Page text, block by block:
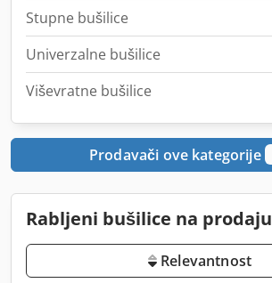
Stupne bušilice
Univerzalne bušilice
Viševratne bušilice
Prodavači ove kategorije
Rabljeni bušilice na prodaju
Relevantnost